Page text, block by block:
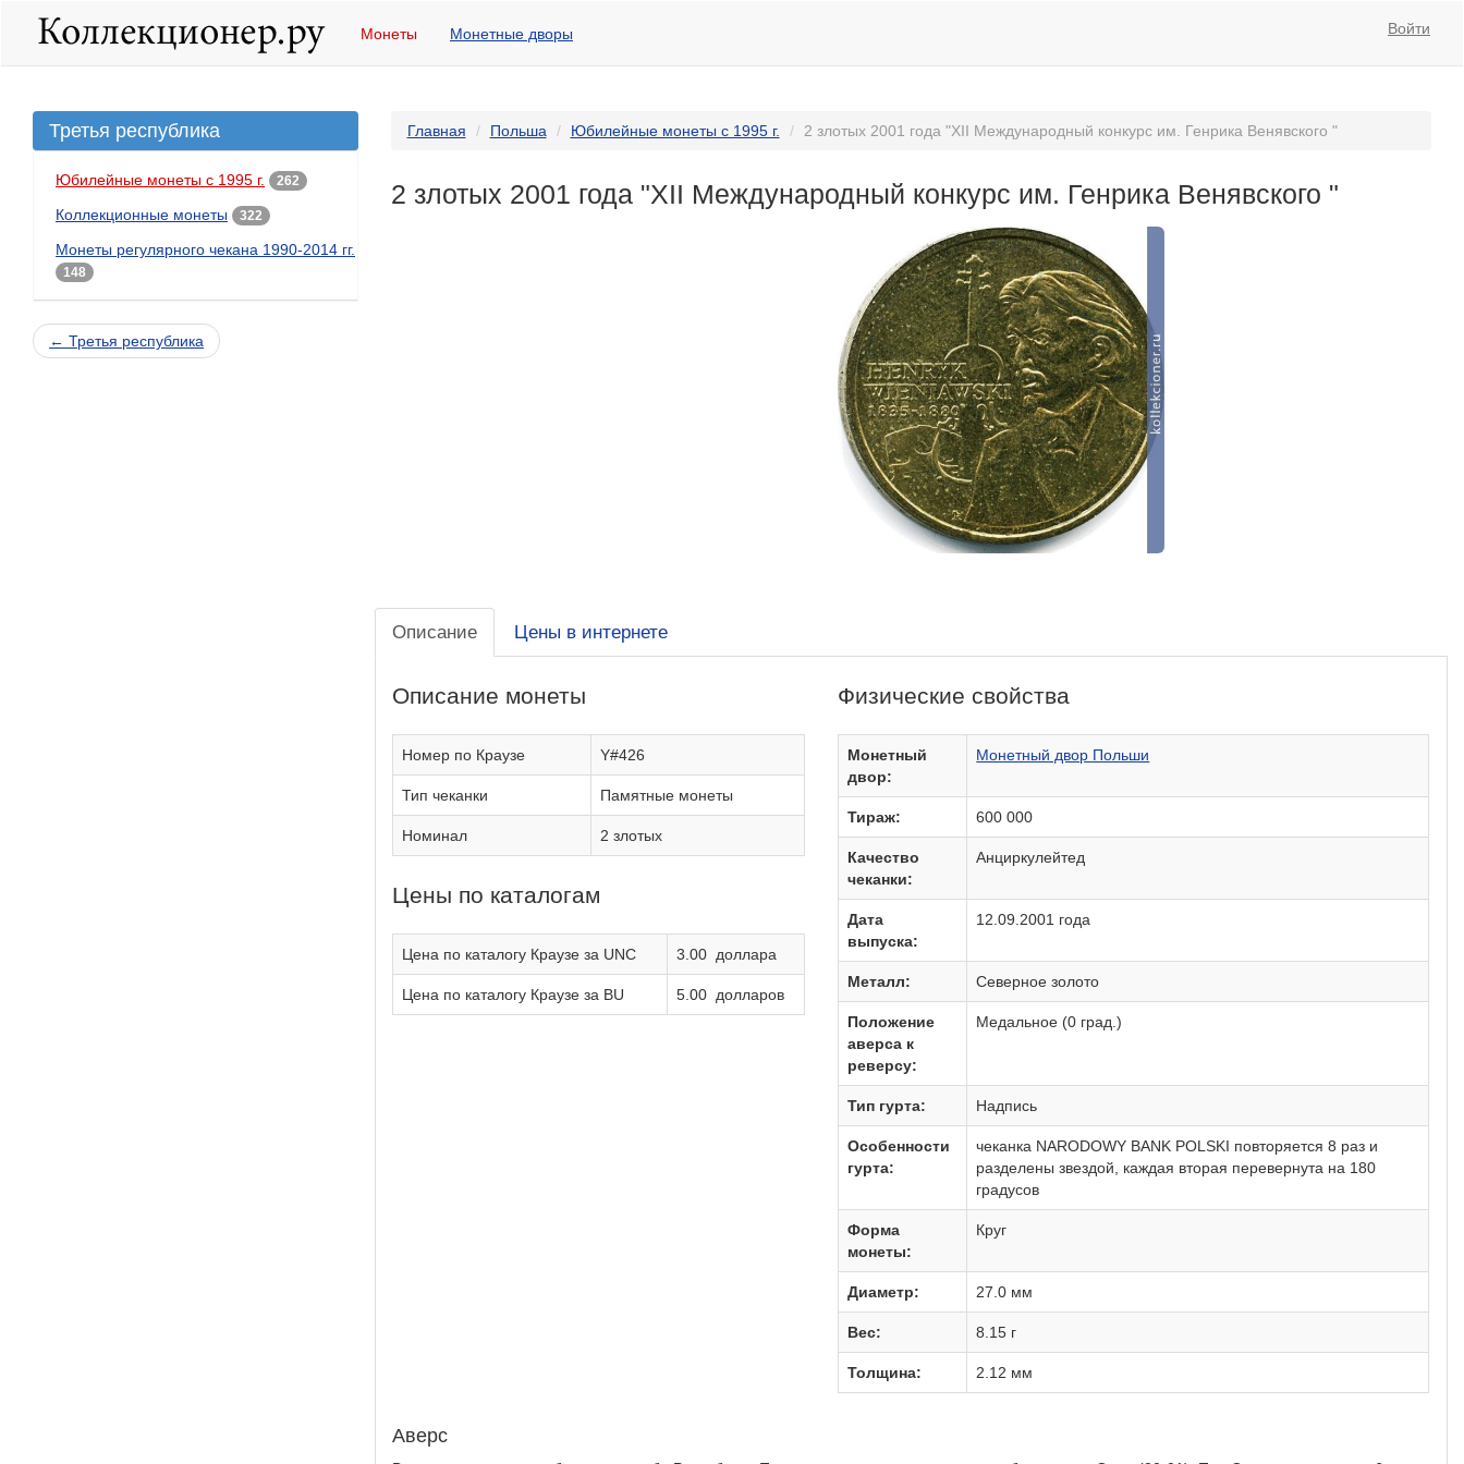
Войти
Монеты Монетные дворы
Третья республика
Юбилейные монеты с 1995 г. 262
Коллекционные монеты 322
Монеты регулярного чекана 1990-2014 гг.
148
← Третья республика
Главная Польша Юбилейные монеты с 1995 г. 2 злотых 2001 года "XII Международный конкурс им. Генрика Венявского "
2 злотых 2001 года "XII Международный конкурс им. Генрика Венявского "
Описание Цены в интернете
Описание монеты
Номер по Краузе Y#426
Тип чеканки Памятные монеты
Номинал 2 злотых
Цены по каталогам
Цена по каталогу Краузе за UNC 3.00 доллара
Цена по каталогу Краузе за BU 5.00 долларов
Физические свойства
Монетный
двор:
Монетный двор Польши
Тираж: 600 000
Качество
чеканки:
Анциркулейтед
Дата
выпуска:
12.09.2001 года
Металл: Северное золото
Положение
аверса к
реверсу:
Медальное (0 град.)
Тип гурта: Надпись
Особенности
гурта:
чеканка NARODOWY BANK POLSKI повторяется 8 раз и
разделены звездой, каждая вторая перевернута на 180
градусов
Форма
монеты:
Круг
Диаметр: 27.0 мм
Вес: 8.15 г
Толщина: 2.12 мм
Аверс